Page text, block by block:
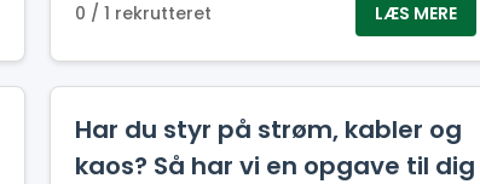
0 / 1 rekrutteret LÆS MERE
Har du styr på strøm, kabler og
kaos? Så har vi en opgave til dig